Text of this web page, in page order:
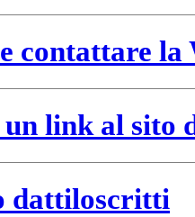
contattare
un link al sito
dattiloscritti